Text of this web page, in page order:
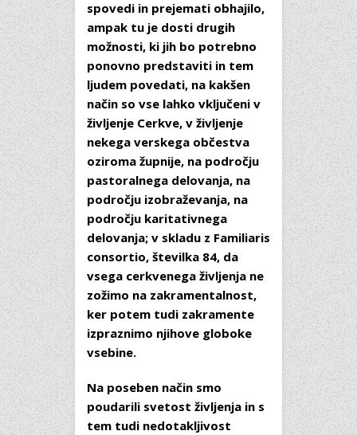
spovedi in prejemati obhajilo,
ampak tu je dosti drugih
možnosti, ki jih bo potrebno
ponovno predstaviti in tem
ljudem povedati, na kakšen
način so vse lahko vključeni v
življenje Cerkve, v življenje
nekega verskega občestva
oziroma župnije, na področju
pastoralnega delovanja, na
področju izobraževanja, na
področju karitativnega
delovanja; v skladu z Familiaris
consortio, številka 84, da
vsega cerkvenega življenja ne
zožimo na zakramentalnost,
ker potem tudi zakramente
izpraznimo njihove globoke
vsebine.
Na poseben način smo
poudarili svetost življenja in s
tem tudi nedotakljivost